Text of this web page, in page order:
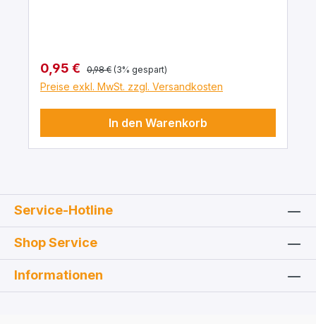
der Toleranzgrenze.
Verkaufspreis:
0,95 € Regulärer Preis:
0,98 € (3% gespart)
Preise exkl. MwSt. zzgl. Versandkosten
In den Warenkorb
Service-Hotline
Shop Service
Informationen